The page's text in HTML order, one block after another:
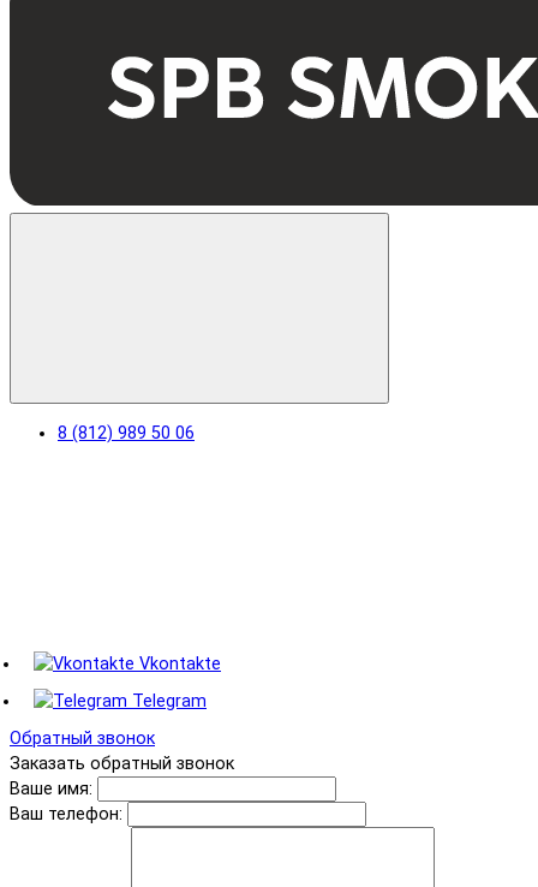
8 (812) 989 50 06
Vkontakte
Telegram
Обратный звонок
Заказать обратный звонок
Ваше имя:
Ваш телефон: